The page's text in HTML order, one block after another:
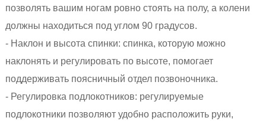
позволять вашим ногам ровно стоять на полу, а колени
должны находиться под углом 90 градусов.
- Наклон и высота спинки: спинка, которую можно
наклонять и регулировать по высоте, помогает
поддерживать поясничный отдел позвоночника.
- Регулировка подлокотников: регулируемые
подлокотники позволяют удобно расположить руки,